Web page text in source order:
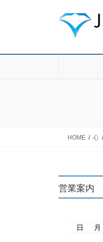
ツ
シ
HOME 心
営業案内
日 月